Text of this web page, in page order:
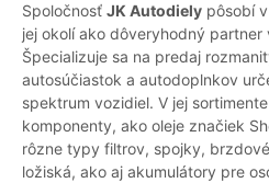
Spoločnosť JK Autodiely pôsobí
jej okolí ako dôveryhodný partner
Špecializuje sa na predaj
autosúčiastok a autodoplnkov
spektrum vozidiel. V jej
komponenty, ako oleje značiek
rôzne typy filtrov, spojky,
ložiská, ako aj akumulátory pre